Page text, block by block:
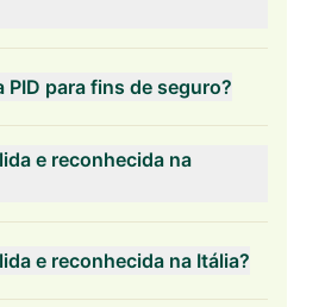
PID para fins de seguro?
e reconhecida na
e reconhecida na Itália?